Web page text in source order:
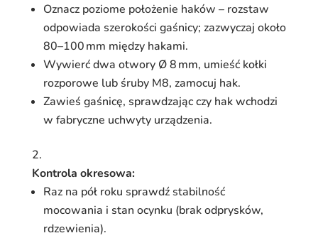
Oznacz poziome położenie haków – rozstaw
odpowiada szerokości gaśnicy; zazwyczaj około
80–100 mm między hakami.
Wywierć dwa otwory Ø 8 mm, umieść kołki
rozporowe lub śruby M8, zamocuj hak.
Zawieś gaśnicę, sprawdzając czy hak wchodzi
w fabryczne uchwyty urządzenia.
Kontrola okresowa:
Raz na pół roku sprawdź stabilność
mocowania i stan ocynku (brak odprysków,
rdzewienia).